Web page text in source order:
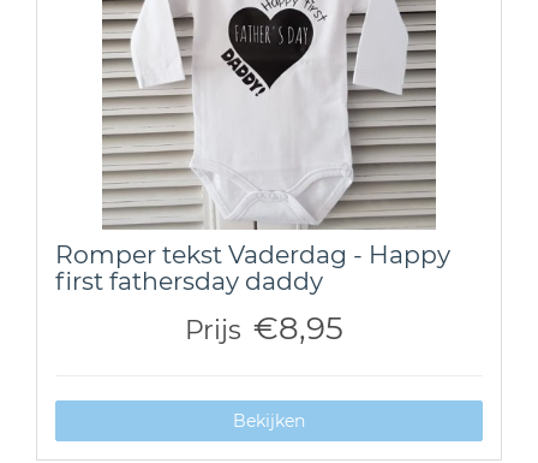
Romper tekst Vaderdag - Happy
first fathersday daddy
Prijs €8,95
Bekijken